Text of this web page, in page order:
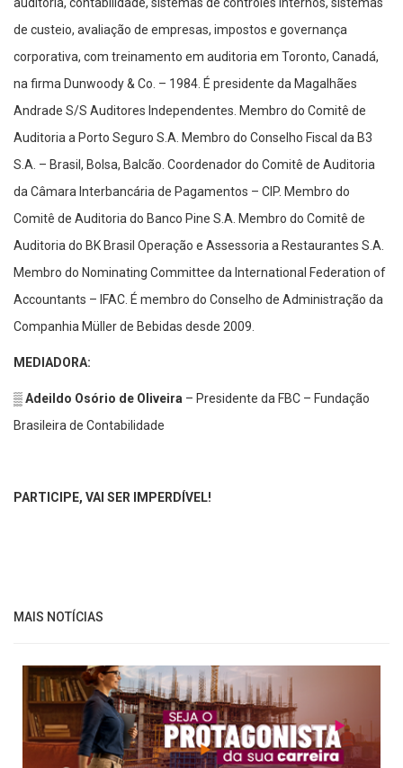
de custeio, avaliação de empresas, impostos e governança
corporativa, com treinamento em auditoria em Toronto, Canadá,
na firma Dunwoody & Co. – 1984. É presidente da Magalhães
Andrade S/S Auditores Independentes. Membro do Comitê de
Auditoria a Porto Seguro S.A. Membro do Conselho Fiscal da B3
S.A. – Brasil, Bolsa, Balcão. Coordenador do Comitê de Auditoria
da Câmara Interbancária de Pagamentos – CIP. Membro do
Comitê de Auditoria do Banco Pine S.A. Membro do Comitê de
Auditoria do BK Brasil Operação e Assessoria a Restaurantes S.A.
Membro do Nominating Committee da International Federation of
Accountants – IFAC. É membro do Conselho de Administração da
Companhia Müller de Bebidas desde 2009.
MEDIADORA:
▒ Adeildo Osório de Oliveira – Presidente da FBC – Fundação
Brasileira de Contabilidade⠀
PARTICIPE, VAI SER IMPERDÍVEL!
MAIS NOTÍCIAS